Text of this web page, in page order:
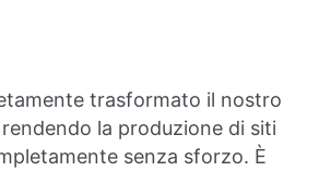
trasformato il nostro
la produzione di siti
senza sforzo. È